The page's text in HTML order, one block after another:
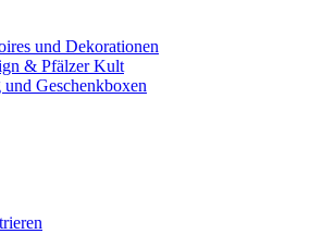
und Dekorationen
& Pfälzer Kult
Geschenkboxen